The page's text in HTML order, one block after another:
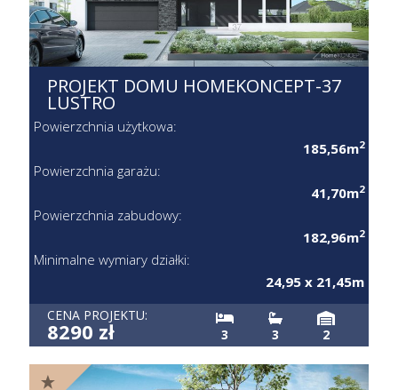
PROJEKT DOMU HOMEKONCEPT-37
LUSTRO
Powierzchnia użytkowa:
185,56m2
Powierzchnia garażu:
41,70m2
Powierzchnia zabudowy:
182,96m2
Minimalne wymiary działki:
24,95 x 21,45m
CENA PROJEKTU:
8290 zł 3 3 2